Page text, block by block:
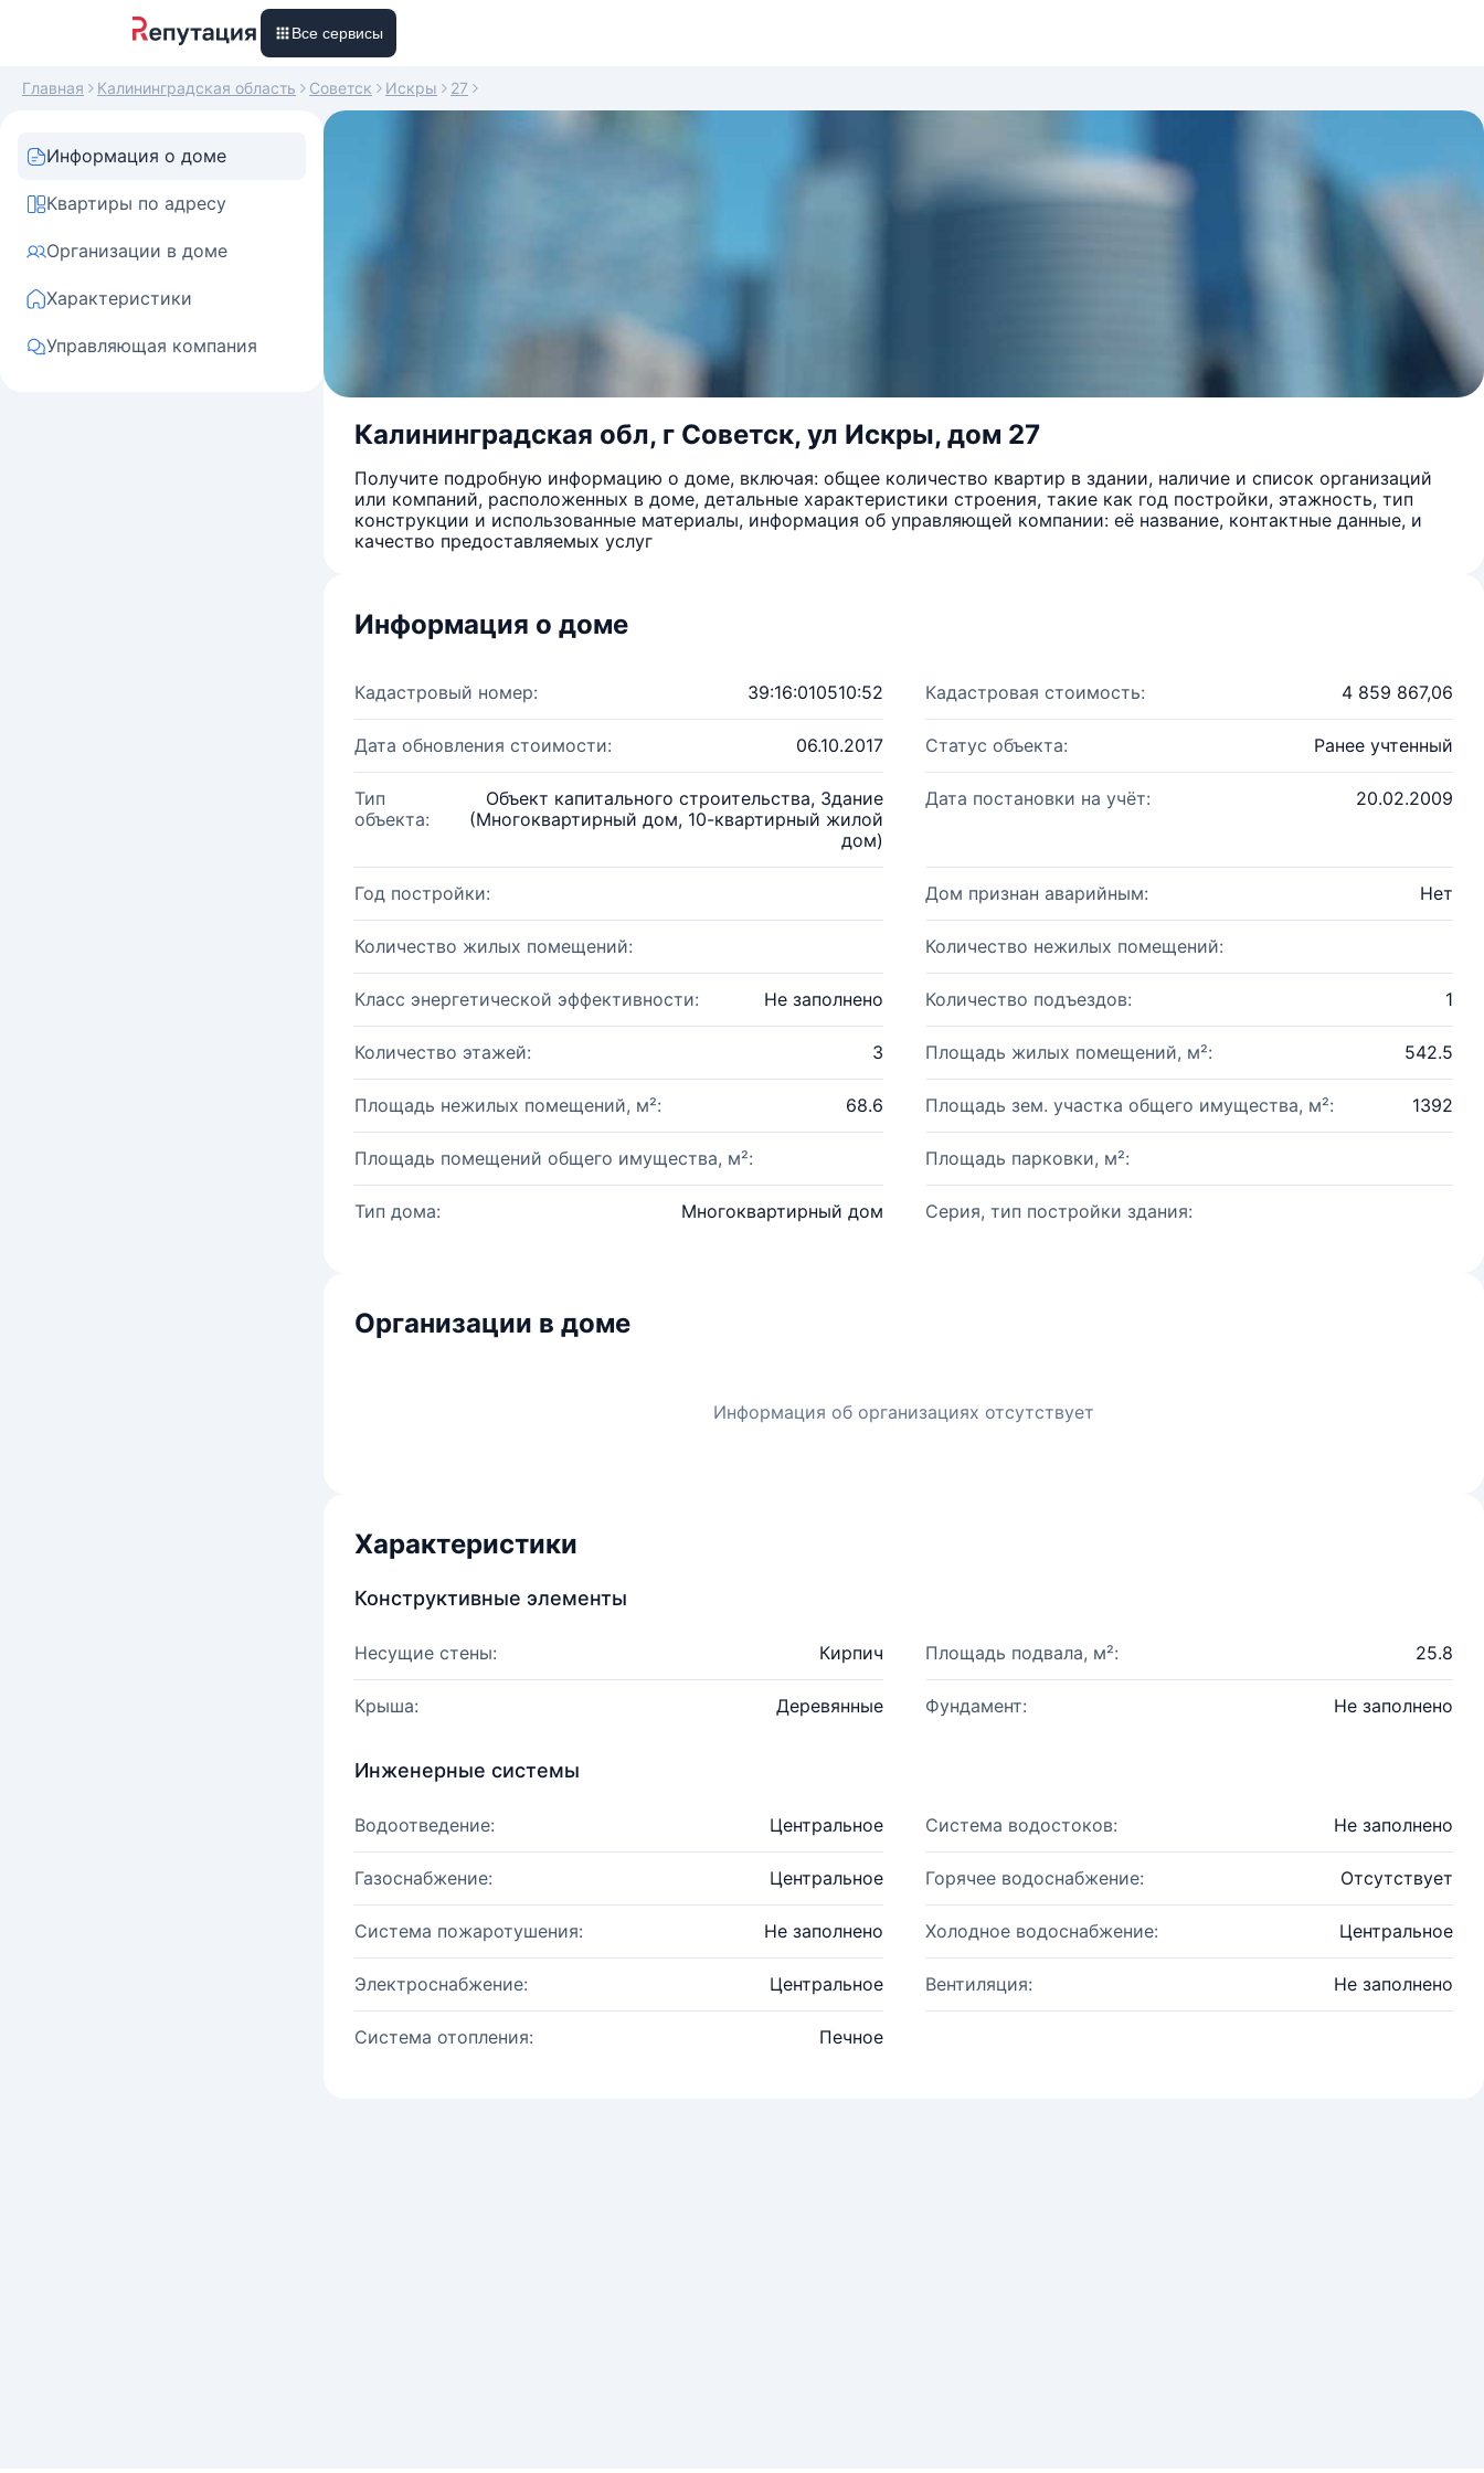
Все сервисы
Главная Калининградская область Советск Искры 27
Информация о доме
Квартиры по адресу
Организации в доме
Характеристики
Управляющая компания
Калининградская обл, г Советск, ул Искры, дом 27
Получите подробную информацию о доме, включая: общее количество квартир в здании, наличие и список организаций
или компаний, расположенных в доме, детальные характеристики строения, такие как год постройки, этажность, тип
конструкции и использованные материалы, информация об управляющей компании: её название, контактные данные, и
качество предоставляемых услуг
Информация о доме
Кадастровый номер: 39:16:010510:52 Кадастровая стоимость: 4 859 867,06
Дата обновления стоимости: 06.10.2017 Статус объекта: Ранее учтенный
Тип
объекта:
Объект капитального строительства, Здание
(Многоквартирный дом, 10-квартирный жилой
дом)
Дата постановки на учёт: 20.02.2009
Год постройки: Дом признан аварийным: Нет
Количество жилых помещений: Количество нежилых помещений:
Класс энергетической эффективности: Не заполнено Количество подъездов: 1
Количество этажей: 3 Площадь жилых помещений, м²: 542.5
Площадь нежилых помещений, м²: 68.6 Площадь зем. участка общего имущества, м²: 1392
Площадь помещений общего имущества, м²: Площадь парковки, м²:
Тип дома: Многоквартирный дом Серия, тип постройки здания:
Организации в доме
Информация об организациях отсутствует
Характеристики
Конструктивные элементы
Несущие стены: Кирпич Площадь подвала, м²: 25.8
Крыша: Деревянные Фундамент: Не заполнено
Инженерные системы
Водоотведение: Центральное Система водостоков: Не заполнено
Газоснабжение: Центральное Горячее водоснабжение: Отсутствует
Система пожаротушения: Не заполнено Холодное водоснабжение: Центральное
Электроснабжение: Центральное Вентиляция: Не заполнено
Система отопления: Печное